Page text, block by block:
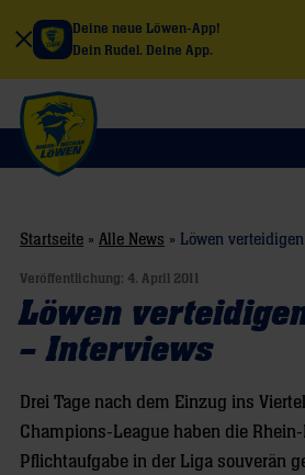
Deine neue Löwen-App!
Dein Rudel. Deine App.
Startseite » Alle News » Löwen
Veröffentlichung: 4. April 2011
Löwen
– Interviews
Drei Tage nach dem Einzug ins
Champions-League haben die
Pflichtaufgabe in der Liga souverän